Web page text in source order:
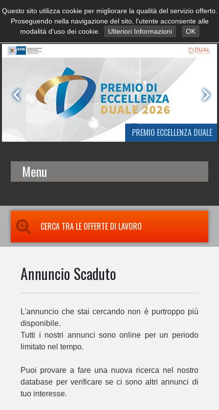
PREMIO ECCELLENZA DUALE
Menu
CERCA TRA LE OFFERTE DI LAVORO
Annuncio Scaduto
L'annuncio che stai cercando non è purtroppo più
disponibile.
Tutti i nostri annunci sono online per un periodo
limitato nel tempo.
Puoi provare a fare una nuova ricerca nel nostro
database per verificare se ci sono altri annunci di
tuo interesse.
Questo sito utilizza cookie per migliorare la qualità del servizio offerto.
Proseguendo nella navigazione del sito, l'utente acconsente alle
modalità d'uso dei cookie.
Ulteriori Informazioni OK